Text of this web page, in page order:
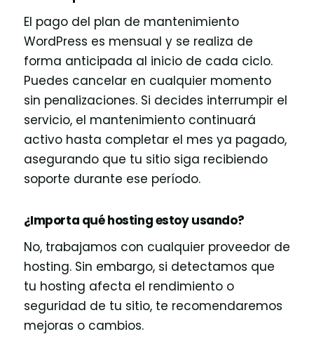
El pago del plan de mantenimiento
WordPress es mensual y se realiza de
forma anticipada al inicio de cada ciclo.
Puedes cancelar en cualquier momento
sin penalizaciones. Si decides interrumpir el
servicio, el mantenimiento continuará
activo hasta completar el mes ya pagado,
asegurando que tu sitio siga recibiendo
soporte durante ese período.
¿Importa qué hosting estoy usando?
No, trabajamos con cualquier proveedor de
hosting. Sin embargo, si detectamos que
tu hosting afecta el rendimiento o
seguridad de tu sitio, te recomendaremos
mejoras o cambios.